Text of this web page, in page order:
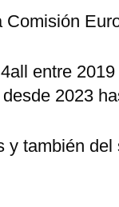
entre
2023
y también del